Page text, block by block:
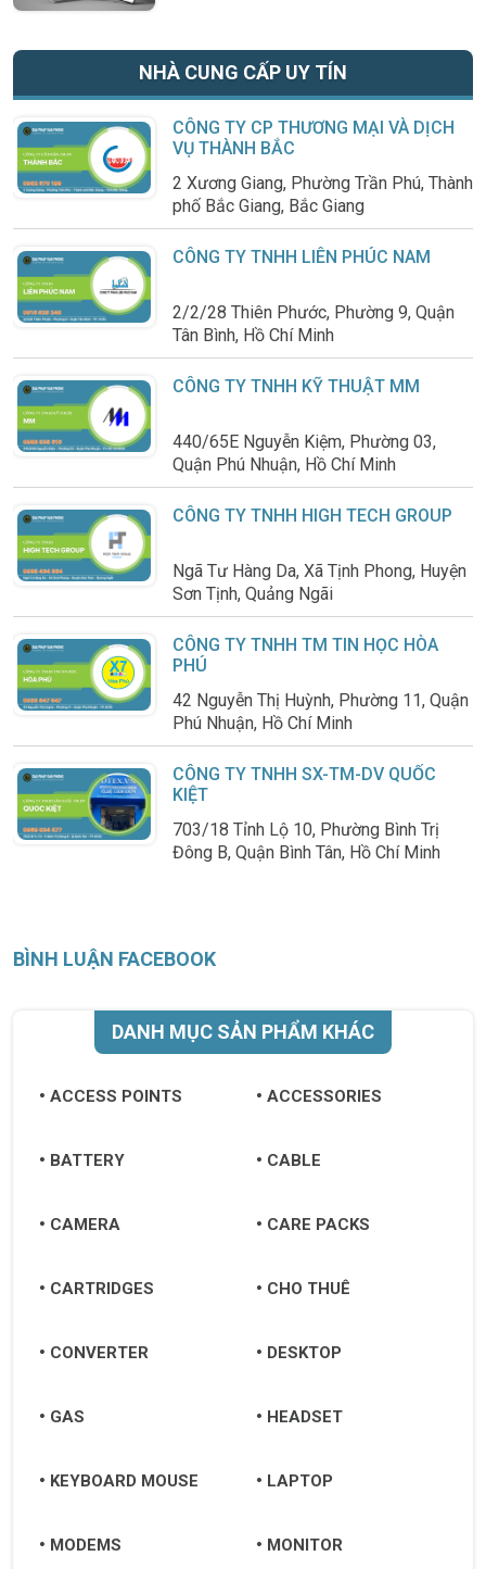
NHÀ CUNG CẤP UY TÍN
CÔNG TY CP THƯƠNG MẠI VÀ DỊCH
VỤ THÀNH BẮC
2 Xương Giang, Phường Trần Phú, Thành
phố Bắc Giang, Bắc Giang
CÔNG TY TNHH LIÊN PHÚC NAM
2/2/28 Thiên Phước, Phường 9, Quận
Tân Bình, Hồ Chí Minh
CÔNG TY TNHH KỸ THUẬT MM
440/65E Nguyễn Kiệm, Phường 03,
Quận Phú Nhuận, Hồ Chí Minh
CÔNG TY TNHH HIGH TECH GROUP
Ngã Tư Hàng Da, Xã Tịnh Phong, Huyện
Sơn Tịnh, Quảng Ngãi
CÔNG TY TNHH TM TIN HỌC HÒA
PHÚ
42 Nguyễn Thị Huỳnh, Phường 11, Quận
Phú Nhuận, Hồ Chí Minh
CÔNG TY TNHH SX-TM-DV QUỐC
KIỆT
703/18 Tỉnh Lộ 10, Phường Bình Trị
Đông B, Quận Bình Tân, Hồ Chí Minh
BÌNH LUẬN FACEBOOK
DANH MỤC SẢN PHẨM KHÁC
ACCESS POINTS ACCESSORIES
BATTERY CABLE
CAMERA CARE PACKS
CARTRIDGES CHO THUÊ
CONVERTER DESKTOP
GAS HEADSET
KEYBOARD MOUSE LAPTOP
MODEMS MONITOR